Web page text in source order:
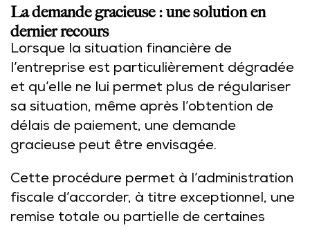
La demande gracieuse : une solution en
dernier recours
Lorsque la situation financière de
l’entreprise est particulièrement dégradée
et qu’elle ne lui permet plus de régulariser
sa situation, même après l’obtention de
délais de paiement, une demande
gracieuse peut être envisagée.
Cette procédure permet à l’administration
fiscale d’accorder, à titre exceptionnel, une
remise totale ou partielle de certaines